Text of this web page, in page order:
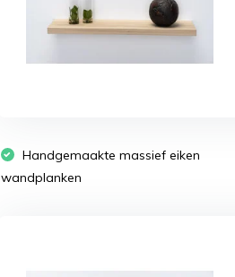
Handgemaakte massief eiken
wandplanken